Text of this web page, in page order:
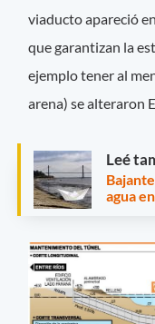
viaducto apareció
que garantizan la
ejemplo tener al
arena) se alteraron
Leé
agua